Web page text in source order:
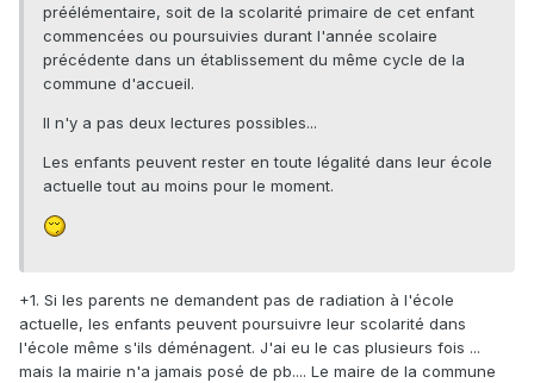
préélémentaire, soit de la scolarité primaire de cet enfant
commencées ou poursuivies durant l'année scolaire
précédente dans un établissement du même cycle de la
commune d'accueil.
Il n'y a pas deux lectures possibles...
Les enfants peuvent rester en toute légalité dans leur école
actuelle tout au moins pour le moment.
+1. Si les parents ne demandent pas de radiation à l'école
actuelle, les enfants peuvent poursuivre leur scolarité dans
l'école même s'ils déménagent. J'ai eu le cas plusieurs fois ...
mais la mairie n'a jamais posé de pb.... Le maire de la commune